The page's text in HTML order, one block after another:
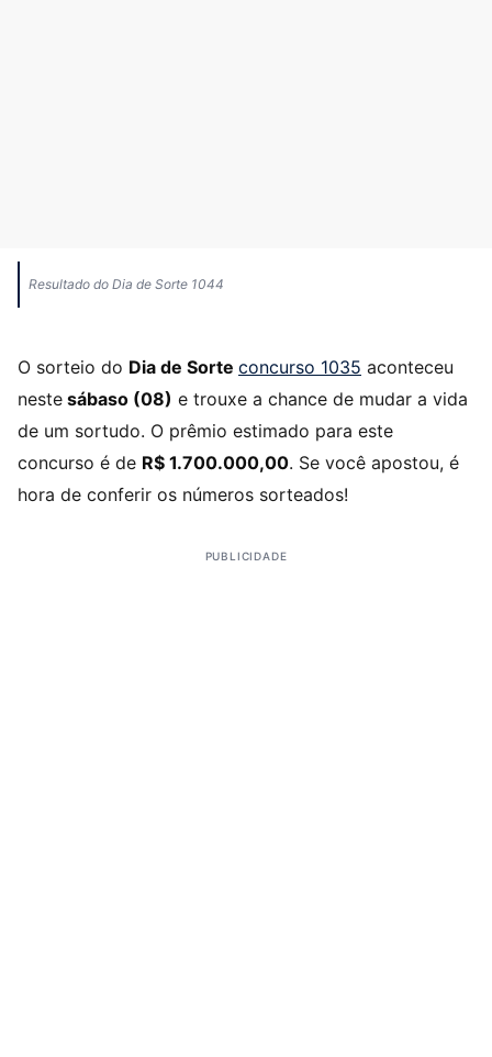
Resultado do Dia de Sorte 1044
O sorteio do Dia de Sorte concurso 1035 aconteceu
neste sábaso (08) e trouxe a chance de mudar a vida
de um sortudo. O prêmio estimado para este
concurso é de R$ 1.700.000,00. Se você apostou, é
hora de conferir os números sorteados!
PUBLICIDADE